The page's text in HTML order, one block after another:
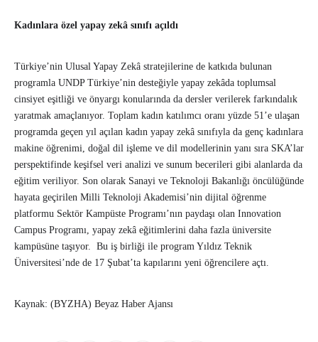
Kadınlara özel yapay zekâ sınıfı açıldı
Türkiye’nin Ulusal Yapay Zekâ stratejilerine de katkıda bulunan
programla UNDP Türkiye’nin desteğiyle yapay zekâda toplumsal
cinsiyet eşitliği ve önyargı konularında da dersler verilerek farkındalık
yaratmak amaçlanıyor. Toplam kadın katılımcı oranı yüzde 51’e ulaşan
programda geçen yıl açılan kadın yapay zekâ sınıfıyla da genç kadınlara
makine öğrenimi, doğal dil işleme ve dil modellerinin yanı sıra SKA’lar
perspektifinde keşifsel veri analizi ve sunum becerileri gibi alanlarda da
eğitim veriliyor. Son olarak Sanayi ve Teknoloji Bakanlığı öncülüğünde
hayata geçirilen Milli Teknoloji Akademisi’nin dijital öğrenme
platformu Sektör Kampüste Programı’nın paydaşı olan Innovation
Campus Programı, yapay zekâ eğitimlerini daha fazla üniversite
kampüsüne taşıyor. Bu iş birliği ile program Yıldız Teknik
Üniversitesi’nde de 17 Şubat’ta kapılarını yeni öğrencilere açtı.
Kaynak: (BYZHA) Beyaz Haber Ajansı